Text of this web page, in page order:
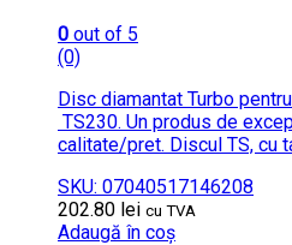
0 out of 5
(0)
Disc diamantat Turbo
TS230. Un produs de
calitate/pret. Discul TS, cu
SKU: 07040517146208
202.80 lei cu TVA
Adaugă în coș